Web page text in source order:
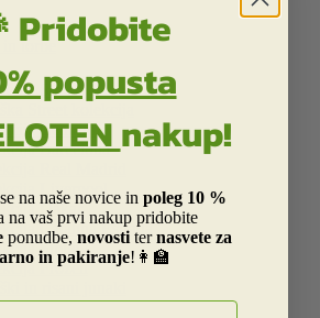
torbe
Street
Centrum
Barcelona
Liverpool
Dakar
Catalina Estrada
Smiley
Frozen
Pridobite
popusta
nakup!
na naše novice in poleg 10 %
na vaš prvi nakup pridobite
ponudbe, novosti ternasvete za
in pakiranje!👩‍🏫